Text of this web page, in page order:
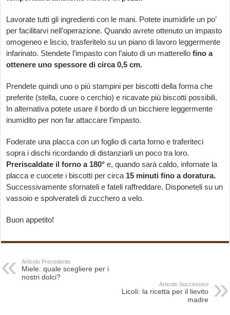
Lavorate tutti gli ingredienti con le mani. Potete inumidirle un po’
per facilitarvi nell’operazione. Quando avrete ottenuto un impasto
omogeneo e liscio, trasferitelo su un piano di lavoro leggermente
infarinato. Stendete l’impasto con l’aiuto di un matterellofino a
ottenere uno spessore di circa 0,5 cm.
Prendete quindi uno o più stampini per biscotti della forma che
preferite (stella, cuore o cerchio) e ricavate più biscotti possibili.
In alternativa potete usare il bordo di un bicchiere leggermente
inumidito per non far attaccare l’impasto.
Foderate una placca con un foglio di carta forno e traferiteci
sopra i dischi ricordando di distanziarli un poco tra loro.
Preriscaldate il forno a 180° e, quando sarà caldo, infornate la
placca e cuocete i biscotti per circa 15 minuti fino a doratura.
Successivamente sfornateli e fateli raffreddare. Disponeteli su un
vassoio e spolverateli di zucchero a velo.
Buon appetito!
Articolo Precedente
Miele: quale scegliere per i
nostri dolci?
Articolo Successivo
Licoli: la ricetta per il lievito
madre